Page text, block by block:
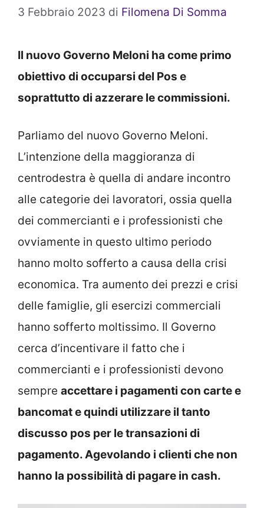
3 Febbraio 2023 di Filomena Di Somma
Il nuovo Governo Meloni ha come primo
obiettivo di occuparsi del Pos e
soprattutto di azzerare le commissioni.
Parliamo del nuovo Governo Meloni.
L’intenzione della maggioranza di
centrodestra è quella di andare incontro
alle categorie dei lavoratori, ossia quella
dei commercianti e i professionisti che
ovviamente in questo ultimo periodo
hanno molto sofferto a causa della crisi
economica. Tra aumento dei prezzi e crisi
delle famiglie, gli esercizi commerciali
hanno sofferto moltissimo. Il Governo
cerca d’incentivare il fatto che i
commercianti e i professionisti devono
sempre accettare i pagamenti con carte e
bancomat e quindi utilizzare il tanto
discusso pos per le transazioni di
pagamento. Agevolando i clienti che non
hanno la possibilità di pagare in cash.